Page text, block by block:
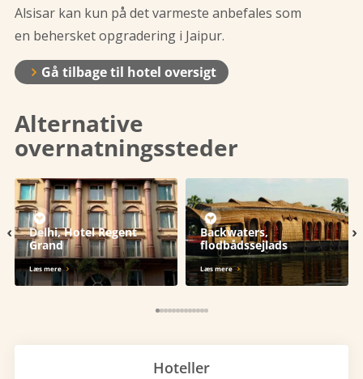
Alsisar kan kun på det varmeste anbefales som
en behersket opgradering i Jaipur.
Gå tilbage til hotel oversigt
Alternative
overnatningssteder
Delhi, Hotel Regent
Grand
Læs mere
Backwaters,
flodbådssejlads
Læs mere
‹ ›
Hoteller